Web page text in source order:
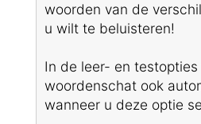
woorden van de
u wilt te beluisteren!
In de leer- en
woordenschat ook
wanneer u deze optie